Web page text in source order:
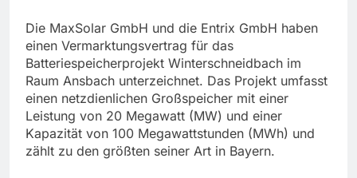
Die MaxSolar GmbH und die Entrix GmbH haben
einen Vermarktungsvertrag für das
Batteriespeicherprojekt Winterschneidbach im
Raum Ansbach unterzeichnet. Das Projekt umfasst
einen netzdienlichen Großspeicher mit einer
Leistung von 20 Megawatt (MW) und einer
Kapazität von 100 Megawattstunden (MWh) und
zählt zu den größten seiner Art in Bayern.